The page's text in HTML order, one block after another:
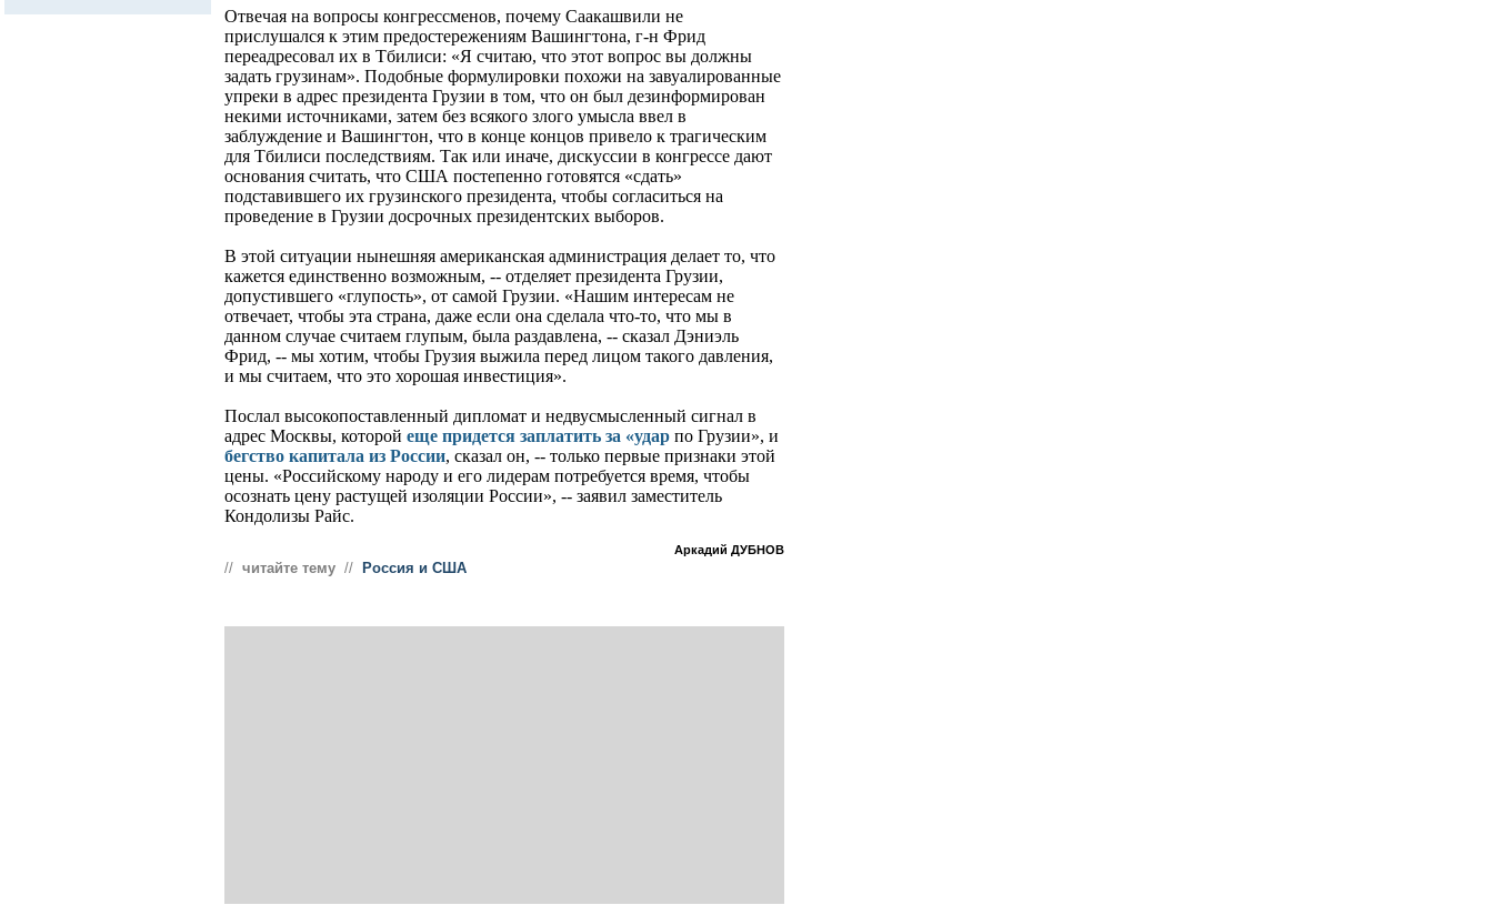
Отвечая на вопросы конгрессменов, почему Саакашвили не
прислушался к этим предостережениям Вашингтона, г-н Фрид
переадресовал их в Тбилиси: «Я считаю, что этот вопрос вы должны
задать грузинам». Подобные формулировки похожи на завуалированные
упреки в адрес президента Грузии в том, что он был дезинформирован
некими источниками, затем без всякого злого умысла ввел в
заблуждение и Вашингтон, что в конце концов привело к трагическим
для Тбилиси последствиям. Так или иначе, дискуссии в конгрессе дают
основания считать, что США постепенно готовятся «сдать»
подставившего их грузинского президента, чтобы согласиться на
проведение в Грузии досрочных президентских выборов.
В этой ситуации нынешняя американская администрация делает то, что
кажется единственно возможным, -- отделяет президента Грузии,
допустившего «глупость», от самой Грузии. «Нашим интересам не
отвечает, чтобы эта страна, даже если она сделала что-то, что мы в
данном случае считаем глупым, была раздавлена, -- сказал Дэниэль
Фрид, -- мы хотим, чтобы Грузия выжила перед лицом такого давления,
и мы считаем, что это хорошая инвестиция».
Послал высокопоставленный дипломат и недвусмысленный сигнал в
адрес Москвы, которой еще придется заплатить за «удар по Грузии», и
бегство капитала из России, сказал он, -- только первые признаки этой
цены. «Российскому народу и его лидерам потребуется время, чтобы
осознать цену растущей изоляции России», -- заявил заместитель
Кондолизы Райс.
Аркадий ДУБНОВ
// читайте тему // Россия и США